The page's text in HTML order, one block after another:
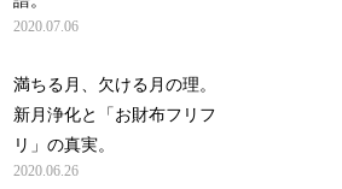
2020.07.06
満ちる月、欠ける月の理。
新月浄化と「お財布フリフ
リ」の真実。
2020.06.26